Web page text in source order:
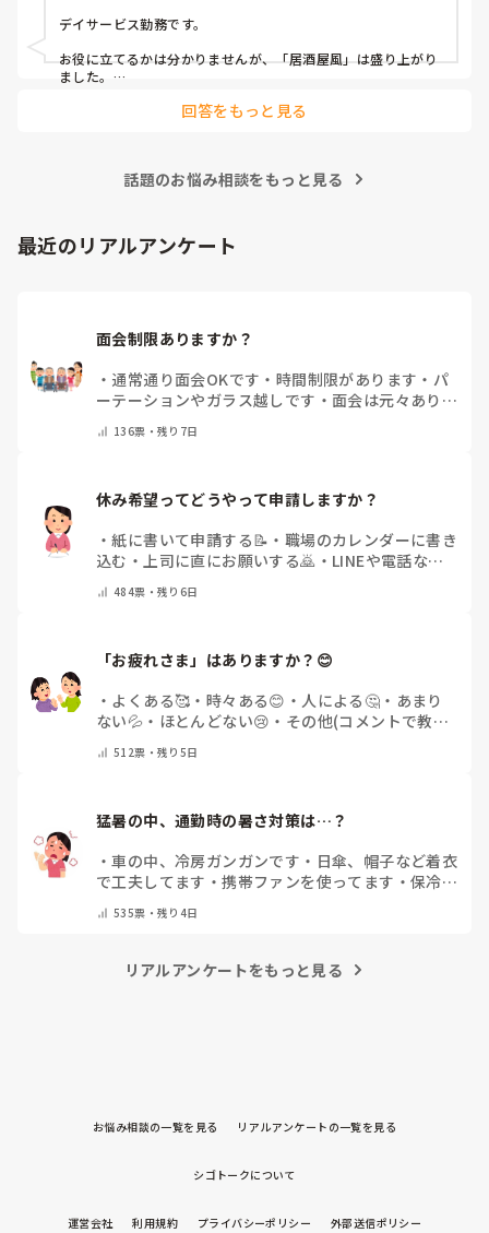
隔月： ランチのテイクアウトイベント
その他： 季節ごとの定期的な行事(運動会や七夕など)
きたなと感じており、新しく喜ばれるようなアイデアを探し
イベントをしている」「年〇回、こんな大型行事がある」
と嬉しいです。
デイサービス勤務です。
お役に立てるかは分かりませんが、「居酒屋風」は盛り上がり
ました。
回答をもっと見る
話題のお悩み相談をもっと見る
最近のリアルアンケート
面会制限ありますか？
・ 通常通り面会OKです ・ 時間制限があります ・ パ
ーテーションやガラス越しです ・ 面会は元々ありま
136票・残り7日
休み希望ってどうやって申請しますか？
・紙に書いて申請する📝 ・ 職場のカレンダーに書き
込む ・ 上司に直にお願いする🙇 ・ LINEや電話など
484票・残り6日
「お疲れさま」はありますか？😊
・ よくある🥰 ・ 時々ある😊 ・ 人による🤔 ・ あまり
ない💦 ・ ほとんどない😢 ・ その他(コメントで教え
512票・残り5日
猛暑の中、通勤時の暑さ対策は…？
・車の中、冷房ガンガンです ・ 日傘、帽子など着衣
で工夫してます ・携帯ファンを使ってます ・ 保冷剤
ん ・その他（コメントで教えて下さい）
535票・残り4日
リアルアンケートをもっと見る
お悩み相談の一覧を見る リアルアンケートの一覧を見る
シゴトークについて
運営会社 利用規約 プライバシーポリシー 外部送信ポリシー